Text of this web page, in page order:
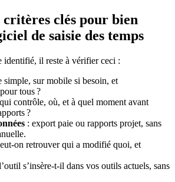
clés pour bien
de saisie des temps
identifié, il reste à vérifier ceci :
simple, sur mobile si besoin, et
tous ?
contrôle, où, et à quel moment avant
?
: export paie ou rapports projet, sans
on retrouver qui a modifié quoi, et
s’insère-t-il dans vos outils actuels, sans